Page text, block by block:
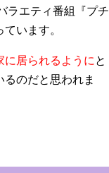
ラエティ番組『プチ
います。
に居られるように と
のだと思われま